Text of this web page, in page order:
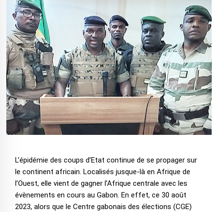
L’épidémie des coups d’Etat continue de se propager sur
le continent africain. Localisés jusque-là en Afrique de
l’Ouest, elle vient de gagner l’Afrique centrale avec les
évènements en cours au Gabon. En effet, ce 30 août
2023, alors que le Centre gabonais des élections (CGE)